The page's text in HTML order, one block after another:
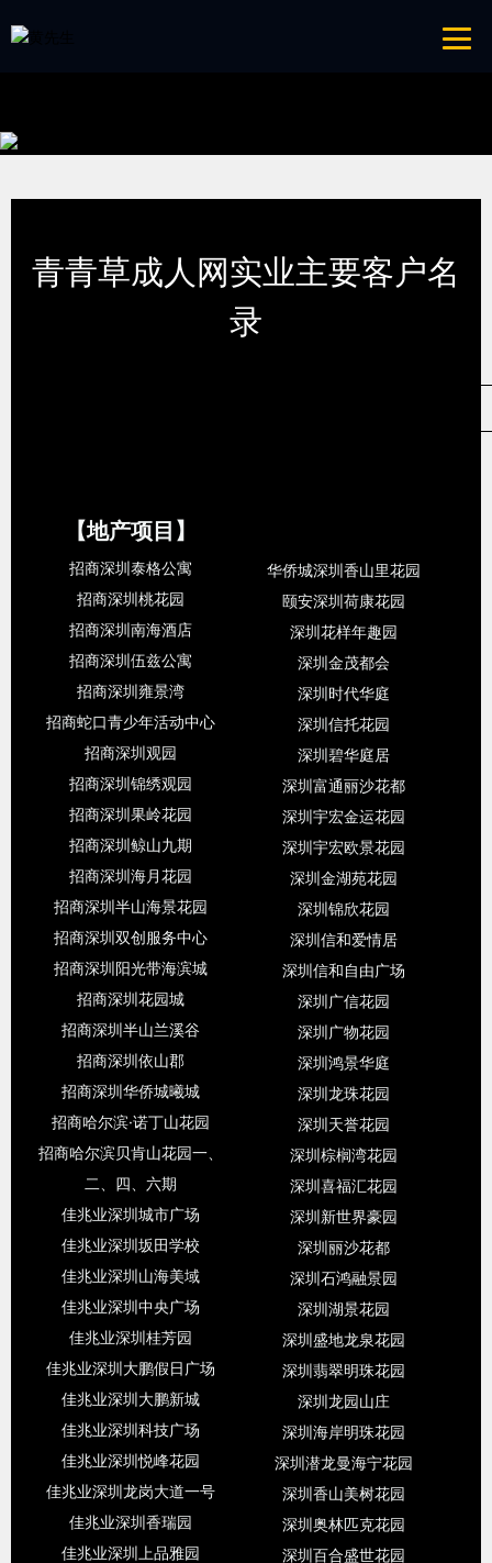
导航
网站地图
青青草成人网实业主要客户名
录
【地产项目】
招商深圳泰格公寓
招商深圳桃花园
招商深圳南海酒店
招商深圳伍兹公寓
招商深圳雍景湾
招商蛇口青少年活动中心
招商深圳观园
招商深圳锦绣观园
招商深圳果岭花园
招商深圳鲸山九期
招商深圳海月花园
招商深圳半山海景花园
招商深圳双创服务中心
招商深圳阳光带海滨城
招商深圳花园城
招商深圳半山兰溪谷
招商深圳依山郡
招商深圳华侨城曦城
招商哈尔滨·诺丁山花园
招商哈尔滨贝肯山花园一、
二、四、六期
佳兆业深圳城市广场
佳兆业深圳坂田学校
佳兆业深圳山海美域
佳兆业深圳中央广场
佳兆业深圳桂芳园
佳兆业深圳大鹏假日广场
佳兆业深圳大鹏新城
佳兆业深圳科技广场
佳兆业深圳悦峰花园
佳兆业深圳龙岗大道一号
佳兆业深圳香瑞园
佳兆业深圳上品雅园
华侨城深圳香山里花园
颐安深圳荷康花园
深圳花样年趣园
深圳金茂都会
深圳时代华庭
深圳信托花园
深圳碧华庭居
深圳富通丽沙花都
深圳宇宏金运花园
深圳宇宏欧景花园
深圳金湖苑花园
深圳锦欣花园
深圳信和爱情居
深圳信和自由广场
深圳广信花园
深圳广物花园
深圳鸿景华庭
深圳龙珠花园
深圳天誉花园
深圳棕榈湾花园
深圳喜福汇花园
深圳新世界豪园
深圳丽沙花都
深圳石鸿融景园
深圳湖景花园
深圳盛地龙泉花园
深圳翡翠明珠花园
深圳龙园山庄
深圳海岸明珠花园
深圳潜龙曼海宁花园
深圳香山美树花园
深圳奥林匹克花园
深圳百合盛世花园